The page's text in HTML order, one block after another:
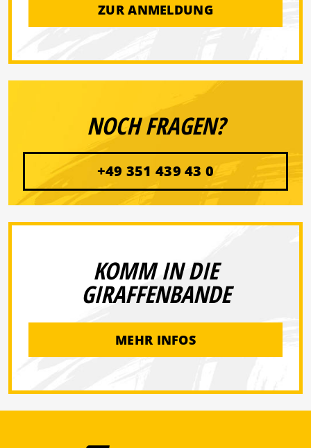
ZUR ANMELDUNG
NOCH FRAGEN?
+49 351 439 43 0
KOMM IN DIE
GIRAFFENBANDE
MEHR INFOS